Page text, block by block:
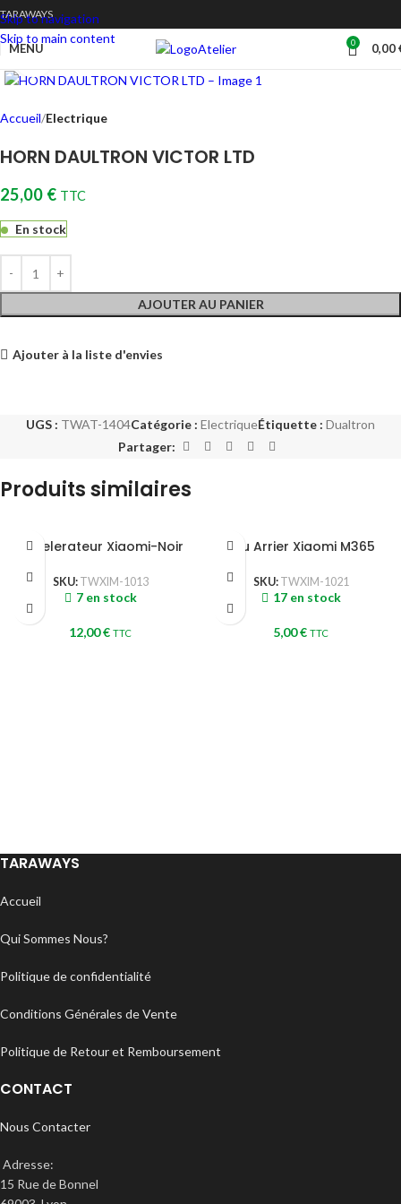
Skip to navigation
Skip to main content
TARAWAYS
MENU Atelier 0 0,00
Cliquez pour agrandir
Accueil Electrique
HORN DAULTRON VICTOR LTD
25,00 € TTC
En stock
AJOUTER AU PANIER
Ajouter à la liste d'envies
UGS : TWAT-1404Catégorie : ElectriqueÉtiquette : Dualtron
Partager:
Produits similaires
Accelerateur Xiaomi-Noir
SKU: TWXIM-1013
7 en stock
12,00€ TTC
Feu Arrier Xiaomi M365
SKU: TWXIM-1021
17 en stock
5,00€ TTC
TARAWAYS
Accueil
Qui Sommes Nous?
Politique de confidentialité
Conditions Générales de Vente
Politique de Retour et Remboursement
CONTACT
Nous Contacter
Adresse:
15 Rue de Bonnel